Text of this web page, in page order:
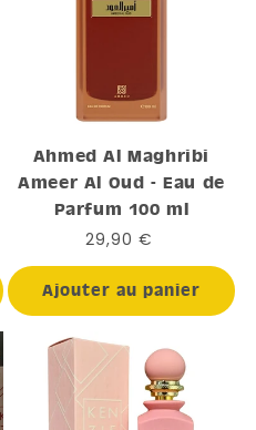
Ahmed Al Maghribi
Ameer Al Oud - Eau de
Parfum 100 ml
Prix
habituel
29,90 €
Ajouter au panier